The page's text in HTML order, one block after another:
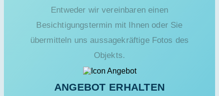
Entweder wir vereinbaren einen
Besichtigungstermin mit Ihnen oder Sie
übermitteln uns aussagekräftige Fotos des
Objekts.
ANGEBOT ERHALTEN